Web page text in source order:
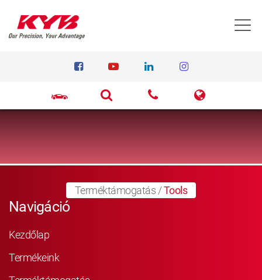
Terméktámogatás /Tools
Navigáció
Kezdőlap
Termékeink